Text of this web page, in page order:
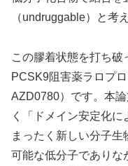
（undruggable）と考
この膠着状態を打ち
PCSK9阻害薬ラロプ
AZD0780）です。本
く「ドメイン安定化
まったく新しい分子
可能な低分子でありな